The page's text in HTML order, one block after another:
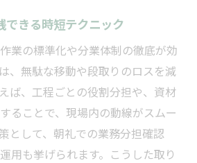
設業許可の手続き見直しを
可申請を時短するための工夫
びが建設業の効率化に直結する
取得の流れと効率的な進め方
できる時短テクニック
業の標準化や分業体制の徹底が効
、無駄な移動や段取りのロスを減
ば、工程ごとの役割分担や、資材
ることで、現場内の動線がスムー
として、朝礼での業務分担確認
用も挙げられます。こうした取り